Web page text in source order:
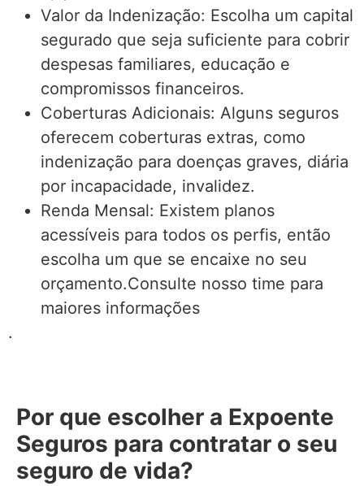
Valor da Indenização: Escolha um capital
segurado que seja suficiente para cobrir
despesas familiares, educação e
compromissos financeiros.
Coberturas Adicionais: Alguns seguros
oferecem coberturas extras, como
indenização para doenças graves, diária
por incapacidade, invalidez.
Renda Mensal: Existem planos
acessíveis para todos os perfis, então
escolha um que se encaixe no seu
orçamento.Consulte nosso time para
maiores informações
.
Por que escolher a Expoente
Seguros para contratar o seu
seguro de vida?